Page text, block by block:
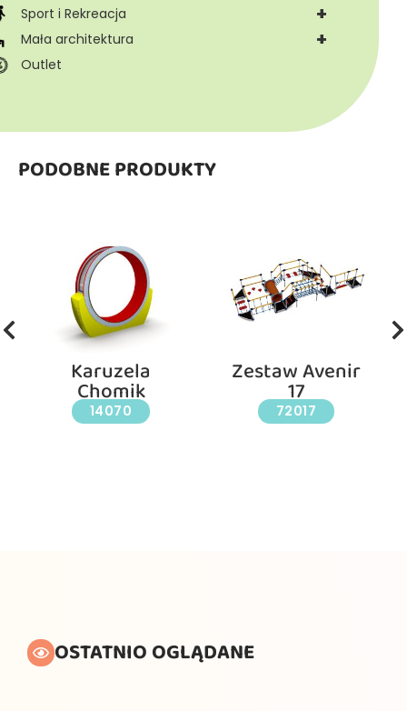
+
Sport i Rekreacja
+
Mała architektura
Outlet
PODOBNE PRODUKTY
Karuzela
Chomik
14070
Zestaw Avenir
17
72017
OSTATNIO OGLĄDANE